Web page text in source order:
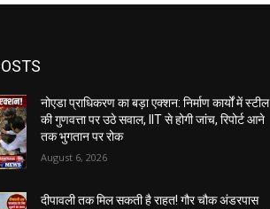
नोएडा प्राधिकरण का बड़ा एक्शन: निर्माण कार्यों में स्टील
की गुणवत्ता पर उठे सवाल, IIT से होगी जांच, रिपोर्ट आने
तक भुगतान पर रोक
August 6, 2026
दीपावली तक मिल सकती है राहत! गौर चौक अंडरपास